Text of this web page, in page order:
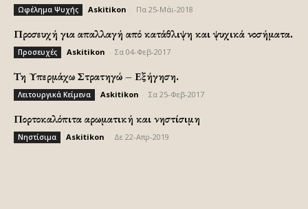
Ωφέλημα Ψυχής Askitikon Πα 25-Μάι-2018
Προσευχή για απαλλαγή από κατάθλιψη και ψυχικά νοσήματα.
Προσευχές Askitikon Σα 04-Φεβ-2017
Τη Υπερμάχω Στρατηγώ – Εξήγηση.
Λειτουργικά Κείμενα Askitikon Σα 25-Φεβ-2017
Πορτοκαλόπιτα αρωματική και νηστίσιμη
Νηστίσιμα Askitikon Δε 22-Απρ-2019